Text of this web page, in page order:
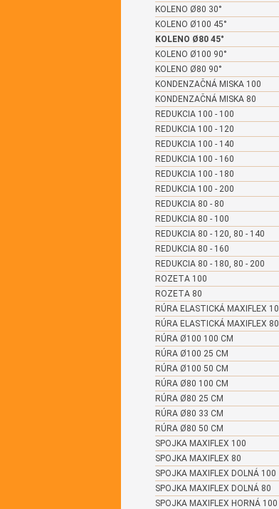
KOLENO Ø80 30°
KOLENO Ø100 45°
KOLENO Ø80 45°
KOLENO Ø100 90°
KOLENO Ø80 90°
KONDENZAČNÁ MISKA 100
KONDENZAČNÁ MISKA 80
REDUKCIA 100 - 100
REDUKCIA 100 - 120
REDUKCIA 100 - 140
REDUKCIA 100 - 160
REDUKCIA 100 - 180
REDUKCIA 100 - 200
REDUKCIA 80 - 80
REDUKCIA 80 - 100
REDUKCIA 80 - 120, 80 - 140
REDUKCIA 80 - 160
REDUKCIA 80 - 180, 80 - 200
ROZETA 100
ROZETA 80
RÚRA ELASTICKÁ MAXIFLEX
RÚRA ELASTICKÁ MAXIFLEX 80
RÚRA Ø100 100 CM
RÚRA Ø100 25 CM
RÚRA Ø100 50 CM
RÚRA Ø80 100 CM
RÚRA Ø80 25 CM
RÚRA Ø80 33 CM
RÚRA Ø80 50 CM
SPOJKA MAXIFLEX 100
SPOJKA MAXIFLEX 80
SPOJKA MAXIFLEX DOLNÁ 100
SPOJKA MAXIFLEX DOLNÁ 80
SPOJKA MAXIFLEX HORNÁ 100